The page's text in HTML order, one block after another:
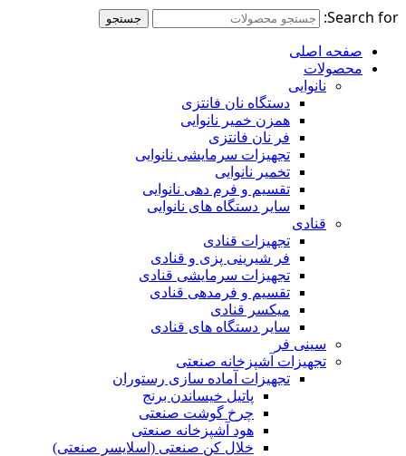
Search for: جستجو
صفحه اصلی
محصولات
نانوایی
دستگاه نان فانتزی
همزن خمیر نانوایی
فر نان فانتزی
تجهیزات سرمایشی نانوایی
تخمیر نانوایی
تقسیم و فرم دهی نانوایی
سایر دستگاه های نانوایی
قنادی
تجهیزات قنادی
فر شیرینی پزی و قنادی
تجهیزات سرمایشی قنادی
تقسیم و فرمدهی قنادی
میکسر قنادی
سایر دستگاه های قنادی
سینی فر
تجهیزات آشپزخانه صنعتی
تجهیزات آماده سازی رستوران
پاتیل خیساندن برنج
چرخ گوشت صنعتی
هود آشپزخانه صنعتی
خلال کن صنعتی (اسلایسر صنعتی)